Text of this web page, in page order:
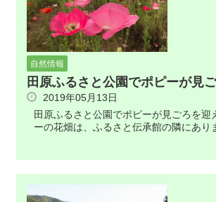
自然情報
田原ふるさと公園でポピーが見
2019年05月13日
田原ふるさと公園でポピーが見ごろを迎
ーの花畑は、ふるさと伝承館の隣にあり